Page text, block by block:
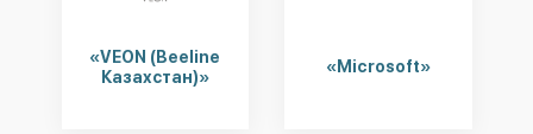
«VEON (Beeline
Казахстан)»
«Microsoft»